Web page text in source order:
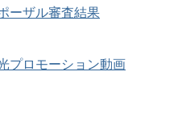
ーザル審査結果
プロモーション動画